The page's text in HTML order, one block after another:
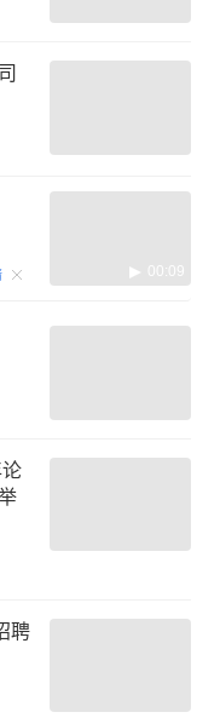
00:09
聘